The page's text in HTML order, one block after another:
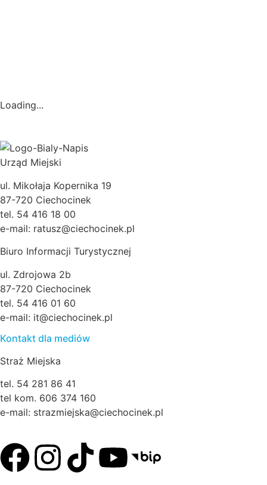
Loading...
Urząd Miejski
ul. Mikołaja Kopernika 19
87-720 Ciechocinek
tel. 54 416 18 00
e-mail: ratusz@ciechocinek.pl
Biuro Informacji Turystycznej
ul. Zdrojowa 2b
87-720 Ciechocinek
tel. 54 416 01 60
e-mail: it@ciechocinek.pl
Kontakt dla mediów
Straż Miejska
tel. 54 281 86 41
tel kom. 606 374 160
e-mail: strazmiejska@ciechocinek.pl